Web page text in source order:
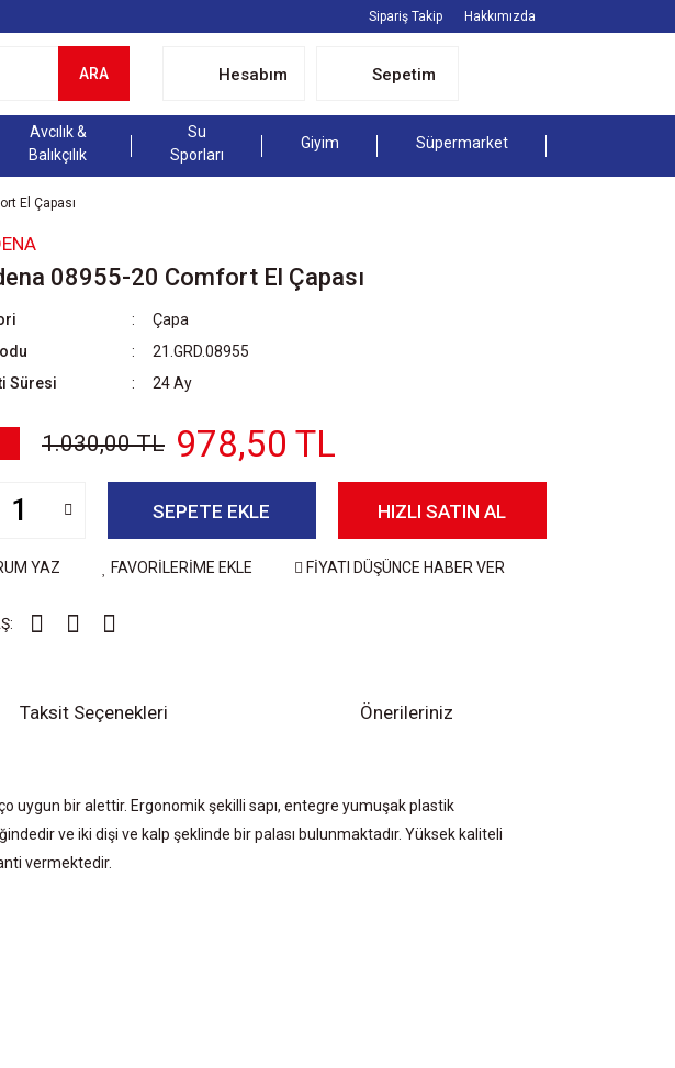
Sipariş Takip Hakkımızda
ARA Hesabım Sepetim
Avcılık &
Balıkçılık
Su
Sporları
Giyim Süpermarket
El Çapası
08955-20 Comfort El Çapası
Çapa
21.GRD.08955
Süresi
24 Ay
1.030,00 TL 978,50 TL
SEPETE EKLE HIZLI SATIN AL
YAZ FAVORİLERİME EKLE FİYATI DÜŞÜNCE HABER VER
Taksit Seçenekleri Önerileriniz
uygun bir alettir. Ergonomik şekilli sapı, entegre yumuşak plastik
ve iki dişi ve kalp şeklinde bir palası bulunmaktadır. Yüksek kaliteli
vermektedir.